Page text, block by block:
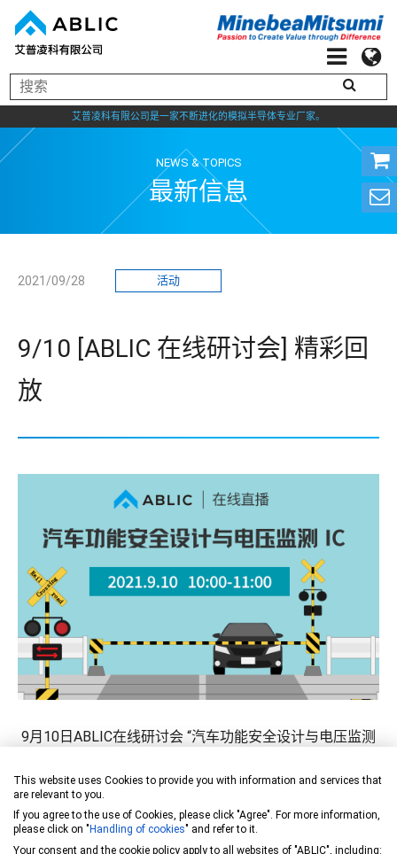
艾普凌科有限公司是一家不断进化的模拟半导体专业厂家。
NEWS & TOPICS
最新信息
2021/09/28 活动
9/10 [ABLIC 在线研讨会] 精彩回
放
9月10日ABLIC在线研讨会 “汽车功能安全设计与电压监测
活动圆满结束。
感谢各位的支持和关注！
This website uses Cookies to provide you with information and services that
are relevant to you.
If you agree to the use of Cookies, please click "Agree". For more information,
please click on " Handling of cookies" and refer to it.
Your consent and the cookie policy apply to all websites of "ABLIC", including: